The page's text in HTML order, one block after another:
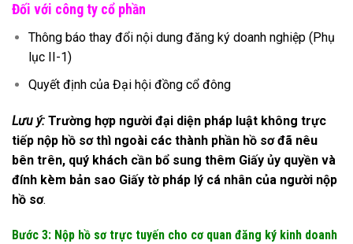
Đối với công ty cổ phần
Thông báo thay đổi nội dung đăng ký doanh nghiệp (Phụ
lục II-1)
Quyết định của Đại hội đồng cổ đông
Lưu ý: Trường hợp người đại diện pháp luật không trực
tiếp nộp hồ sơ thì ngoài các thành phần hồ sơ đã nêu
bên trên, quý khách cần bổ sung thêm Giấy ủy quyền và
đính kèm bản sao Giấy tờ pháp lý cá nhân của người nộp
hồ sơ.
Bước 3: Nộp hồ sơ trực tuyến cho cơ quan đăng ký kinh doanh